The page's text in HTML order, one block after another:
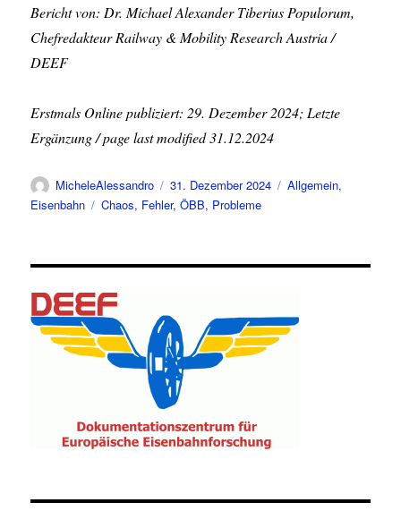
Bericht von: Dr. Michael Alexander Tiberius Populorum,
Chefredakteur Railway & Mobility Research Austria /
DEEF
Erstmals Online publiziert: 29. Dezember 2024; Letzte
Ergänzung / page last modified 31.12.2024
Autor
MicheleAlessandro
Veröffentlicht
am
31. Dezember 2024 Kategorien
Allgemein,
Eisenbahn
Schlagwörter
Chaos, Fehler,ÖBB, Probleme